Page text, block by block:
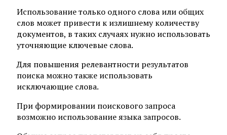
Использование только одного слова или общих
слов может привести к излишнему количеству
документов, в таких случаях нужно использовать
уточняющие ключевые слова.
Для повышения релевантности результатов
поиска можно также использовать
исключающие слова.
При формировании поискового запроса
возможно использование языка запросов.